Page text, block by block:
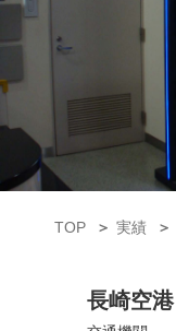
TOP 実績
長崎空港